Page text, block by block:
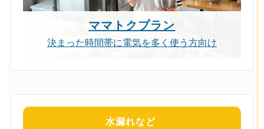
ママトクプラン
決まった時間帯に電気を多く使う方向け
水漏れなど